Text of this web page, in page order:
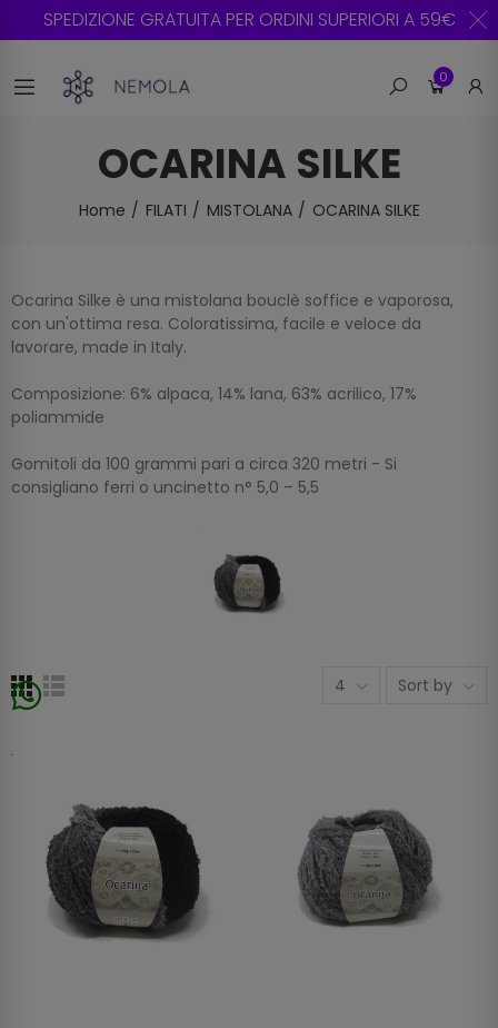
SPEDIZIONE GRATUITA PER ORDINI SUPERIORI A
0
OCARINA SILKE
Home FILATI MISTOLANA OCARINA SILKE
Ocarina Silke è una mistolana bouclè soffice e vaporosa,
con un'ottima resa. Coloratissima, facile e veloce da
lavorare, made in Italy.
Composizione: 6% alpaca, 14% lana, 63% acrilico, 17%
poliammide
Gomitoli da 100 grammi pari a circa 320 metri - Si
consigliano ferri o uncinetto n° 5,0 – 5,5
4 Sort by